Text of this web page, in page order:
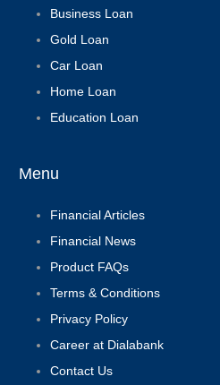
Personal Loan
Business Loan
Gold Loan
Car Loan
Home Loan
Financial Articles
Financial News
Product FAQs
Terms & Conditions
Privacy Policy
Career at Dialabank